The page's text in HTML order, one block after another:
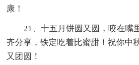
康！
21、十五月饼圆又圆，咬在嘴
齐分享，铁定吃着比蜜甜！祝你中
又团圆！